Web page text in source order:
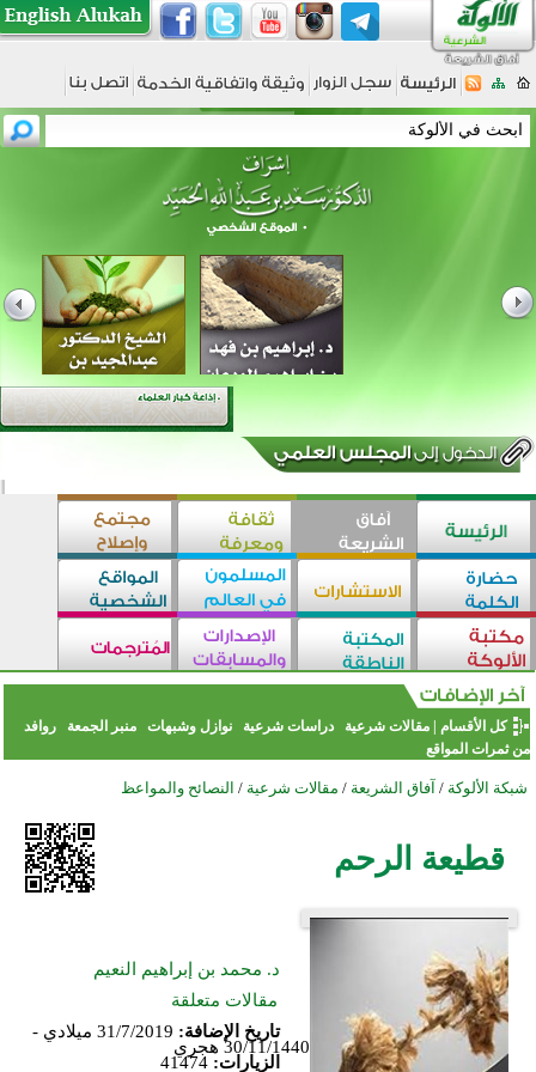
كل الأقسام |مقالات شرعية دراسات شرعية نوازل وشبهات منبر الجمعة
روافد
من ثمرات المواقع
شبكة الألوكة / آفاق الشريعة / مقالات شرعية / النصائح والمواعظ
قطيعة الرحم
د. محمد بن إبراهيم النعيم
مقالات متعلقة
تاريخ الإضافة:
31/7/2019 ميلادي -
30/11/1440 هجري
الزيارات: 41474